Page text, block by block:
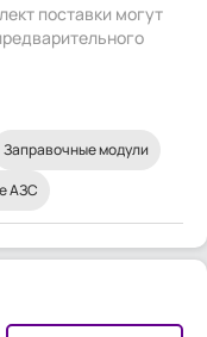
поставки могут
Заправочные модули
АЗС